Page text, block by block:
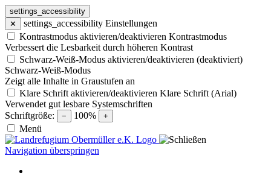
settings_accessibility
✕
settings_accessibility Einstellungen
Kontrastmodus aktivieren/deaktivieren Kontrastmodus
Verbessert die Lesbarkeit durch höheren Kontrast
Schwarz-Weiß-Modus aktivieren/deaktivieren (deaktiviert)
Schwarz-Weiß-Modus
Zeigt alle Inhalte in Graustufen an
Klare Schrift aktivieren/deaktivieren Klare Schrift (Arial)
Verwendet gut lesbare Systemschriften
Schriftgröße:
− 100% +
Menü
Navigation überspringen